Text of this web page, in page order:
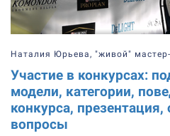
Наталия Юрьева, "живой"
‎Участие в конкурсах:
модели, категории,
конкурса,
вопросы